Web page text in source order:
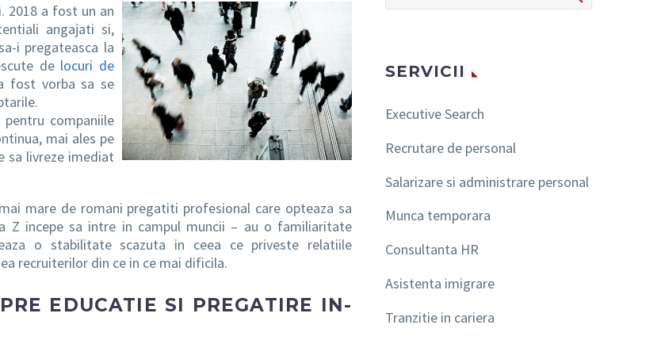
2018 a fost un an
angajati si,
i pregateasca la
de locuri de
fost vorba sa se
companiile
mai ales pe
sa livreze imediat
mare de romani pregatiti profesional care opteaza sa
Z incepe sa intre in campul muncii – au o familiaritate
o stabilitate scazuta in ceea ce priveste relatiile
recruiterilor din ce in ce mai dificila.
EDUCATIE SI PREGATIRE IN-
SERVICII
Executive Search
Recrutare de personal
Salarizare si administrare personal
Munca temporara
Consultanta HR
Asistenta imigrare
Tranzitie in cariera